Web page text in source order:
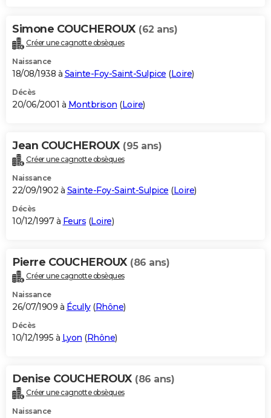
Simone COUCHEROUX (62 ans)
Créer une cagnotte obsèques
Naissance
18/08/1938 à Sainte-Foy-Saint-Sulpice (Loire)
Décès
20/06/2001 à Montbrison (Loire)
Jean COUCHEROUX (95 ans)
Créer une cagnotte obsèques
Naissance
22/09/1902 à Sainte-Foy-Saint-Sulpice (Loire)
Décès
10/12/1997 à Feurs (Loire)
Pierre COUCHEROUX (86 ans)
Créer une cagnotte obsèques
Naissance
26/07/1909 à Écully(Rhône)
Décès
10/12/1995 à Lyon (Rhône)
Denise COUCHEROUX (86 ans)
Créer une cagnotte obsèques
Naissance